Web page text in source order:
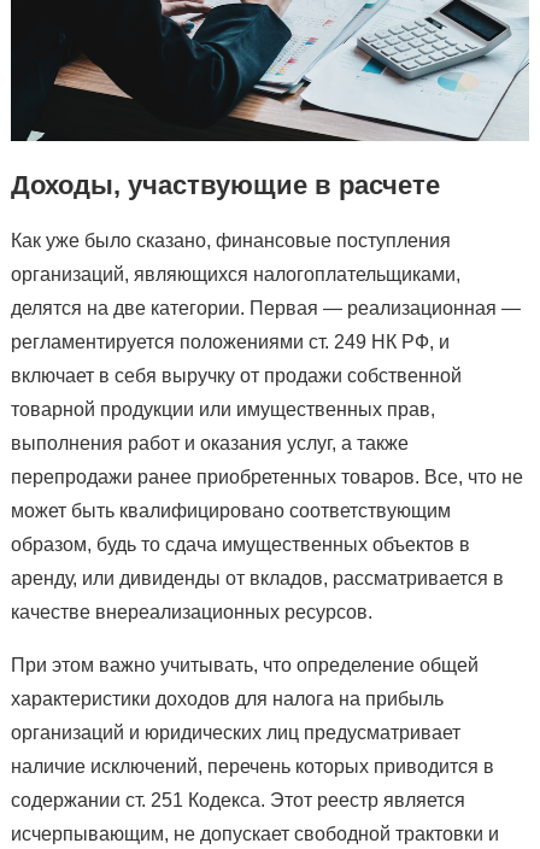
Доходы, участвующие в расчете
Как уже было сказано, финансовые поступления
организаций, являющихся налогоплательщиками,
делятся на две категории. Первая — реализационная —
регламентируется положениями ст. 249 НК РФ, и
включает в себя выручку от продажи собственной
товарной продукции или имущественных прав,
выполнения работ и оказания услуг, а также
перепродажи ранее приобретенных товаров. Все, что не
может быть квалифицировано соответствующим
образом, будь то сдача имущественных объектов в
аренду, или дивиденды от вкладов, рассматривается в
качестве внереализационных ресурсов.
При этом важно учитывать, что определение общей
характеристики доходов для налога на прибыль
организаций и юридических лиц предусматривает
наличие исключений, перечень которых приводится в
содержании ст. 251 Кодекса. Этот реестр является
исчерпывающим, не допускает свободной трактовки и